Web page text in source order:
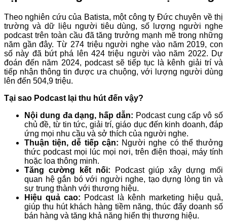
Theo nghiên cứu của Batista, một công ty Đức chuyên về thị
trường và dữ liệu người tiêu dùng, số lượng người nghe
podcast trên toàn cầu đã tăng trưởng mạnh mẽ trong những
năm gần đây. Từ 274 triệu người nghe vào năm 2019, con
số này đã bứt phá lên 424 triệu người vào năm 2022. Dự
đoán đến năm 2024, podcast sẽ tiếp tục là kênh giải trí và
tiếp nhận thông tin được ưa chuộng, với lượng người dùng
lên đến 504,9 triệu.
Tại sao Podcast lại thu hút đến vậy?
Nội dung đa dạng, hấp dẫn: Podcast cung cấp vô số
chủ đề, từ tin tức, giải trí, giáo dục đến kinh doanh, đáp
ứng mọi nhu cầu và sở thích của người nghe.
Thuận tiện, dễ tiếp cận: Người nghe có thể thưởng
thức podcast mọi lúc mọi nơi, trên điện thoại, máy tính
hoặc loa thông minh.
Tăng cường kết nối: Podcast giúp xây dựng mối
quan hệ gắn bó với người nghe, tạo dựng lòng tin và
sự trung thành với thương hiệu.
Hiệu quả cao: Podcast là kênh marketing hiệu quả,
giúp thu hút khách hàng tiềm năng, thúc đẩy doanh số
bán hàng và tăng khả năng hiển thị thương hiệu.